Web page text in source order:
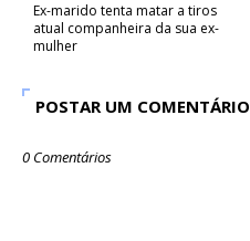
Ex-marido tenta matar a tiros
atual companheira da sua ex-
mulher
POSTAR UM COMENTÁRIO
0 Comentários